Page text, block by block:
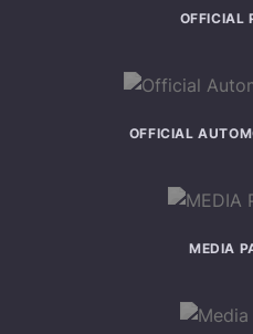
OFFICIAL
OFFICIAL
MEDIA